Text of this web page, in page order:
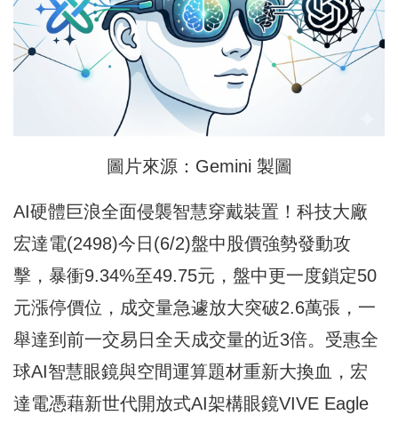
圖片來源：Gemini 製圖
AI硬體巨浪全面侵襲智慧穿戴裝置！科技大廠
宏達電(2498)今日(6/2)盤中股價強勢發動攻
擊，暴衝9.34%至49.75元，盤中更一度鎖定50
元漲停價位，成交量急遽放大突破2.6萬張，一
舉達到前一交易日全天成交量的近3倍。受惠全
球AI智慧眼鏡與空間運算題材重新大換血，宏
達電憑藉新世代開放式AI架構眼鏡VIVE Eagle